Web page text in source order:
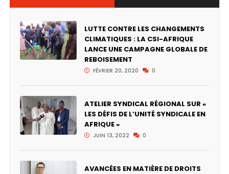
LUTTE CONTRE LES CHANGEMENTS
CLIMATIQUES : LA CSI-AFRIQUE
LANCE UNE CAMPAGNE GLOBALE DE
REBOISEMENT
FÉVRIER 20, 2020 0
ATELIER SYNDICAL RÉGIONAL SUR «
LES DÉFIS DE L’UNITÉ SYNDICALE EN
AFRIQUE »
JUIN 13, 2022 0
AVANCÉES EN MATIÈRE DE DROITS